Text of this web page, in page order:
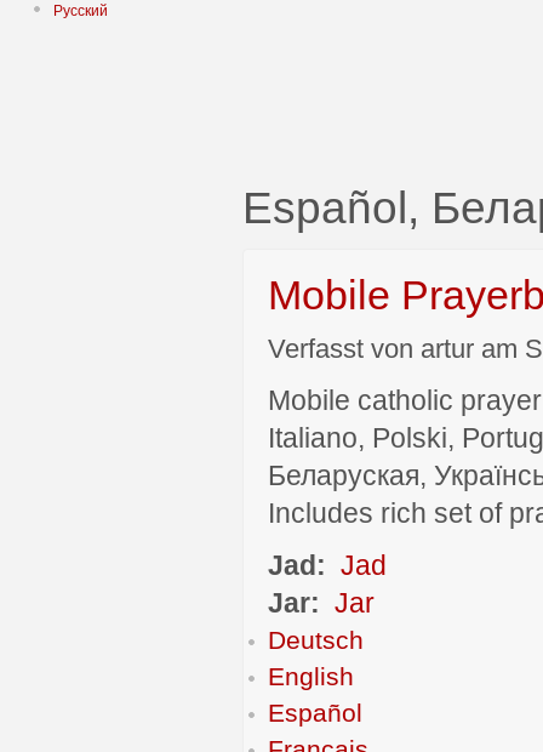
Русский
Español,
Mobile
Verfasst von artur am
Mobile catholic
Italiano, Polski,
Беларуская,
Includes rich set of
Jad: Jad
Jar: Jar
Deutsch
English
Español